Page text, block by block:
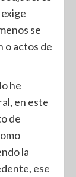
se
o actos de
he
en este
de
la
ese